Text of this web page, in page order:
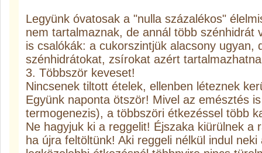
Legyünk óvatosak a "nulla százalékos"
nem tartalmaznak, de annál több szénhidrát
is csalókák: a cukorszintjük alacsony ugyan,
szénhidrátokat, zsírokat azért
3. Többször keveset!
Nincsenek tiltott ételek, ellenben léteznek
Együnk naponta ötször! Mivel az emésztés
termogenezis), a többszöri étkezéssel több
Ne hagyjuk ki a reggelit! Éjszaka kiürülnek a
ha újra feltöltünk! Aki reggeli nélkül indul